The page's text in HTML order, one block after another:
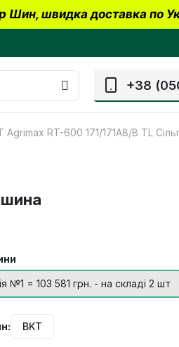
швидка доставка по
+38
Agrimax RT-600 171/171A8/B TL
шина
№1 = 103 581 грн. - на складі 2 шт
BKT